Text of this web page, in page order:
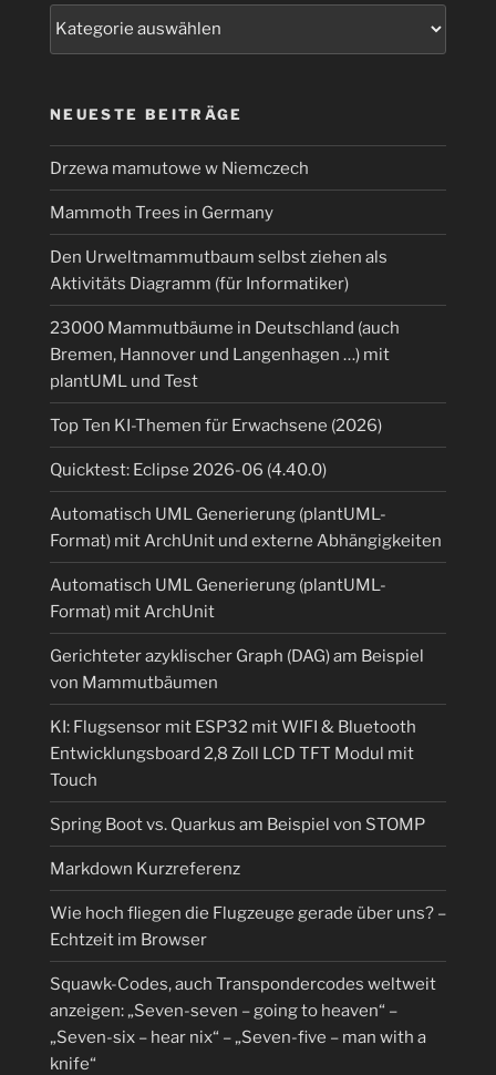
NEUESTE BEITRÄGE
Drzewa mamutowe w Niemczech
Mammoth Trees in Germany
Den Urweltmammutbaum selbst ziehen als
Aktivitäts Diagramm (für Informatiker)
23000 Mammutbäume in Deutschland (auch
Bremen, Hannover und Langenhagen …) mit
plantUML und Test
Top Ten KI-Themen für Erwachsene (2026)
Quicktest: Eclipse 2026-06 (4.40.0)
Automatisch UML Generierung (plantUML-
Format) mit ArchUnit und externe Abhängigkeiten
Automatisch UML Generierung (plantUML-
Format) mit ArchUnit
Gerichteter azyklischer Graph (DAG) am Beispiel
von Mammutbäumen
KI: Flugsensor mit ESP32 mit WIFI & Bluetooth
Entwicklungsboard 2,8 Zoll LCD TFT Modul mit
Touch
Spring Boot vs. Quarkus am Beispiel von STOMP
Markdown Kurzreferenz
Wie hoch fliegen die Flugzeuge gerade über uns? –
Echtzeit im Browser
Squawk-Codes, auch Transpondercodes weltweit
anzeigen: „Seven-seven – going to heaven“ –
„Seven-six – hear nix“ – „Seven-five – man with a
knife“